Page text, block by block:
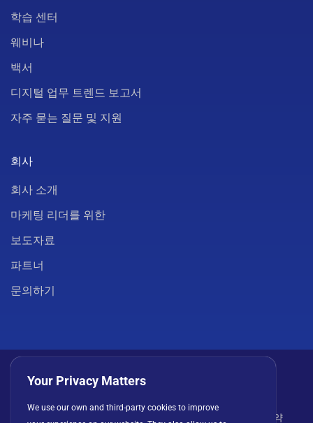
학습 센터
웨비나
백서
디지털 업무 트렌드 보고서
자주 묻는 질문 및 지원
회사
회사 소개
마케팅 리더를 위한
보도자료
파트너
문의하기
라이선스 계약
Your Privacy Matters
We use our own and third-party cookies to improve